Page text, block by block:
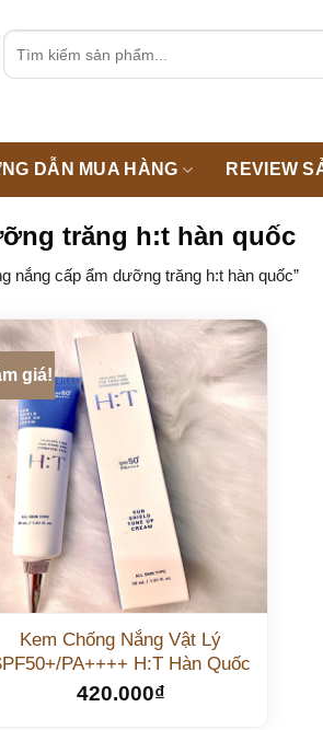
Tìm
DẪN MUA HÀNG REVIEW
trăng h:t hàn quốc
nắng cấp ẩm dưỡng trăng h:t hàn quốc”
giá!
Kem Chống Nắng Vật Lý
PA++++ H:T Hàn Quốc
420.000₫